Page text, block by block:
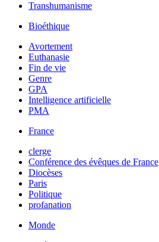
Transhumanisme
Bioéthique
Avortement
Euthanasie
Fin de vie
Genre
GPA
Intelligence artificielle
PMA
France
clerge
Conférence des évêques de France
Diocèses
Paris
Politique
profanation
Monde